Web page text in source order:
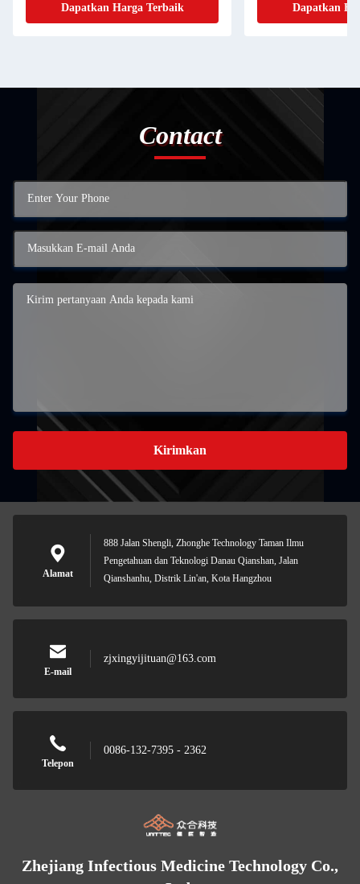
Dapatkan Harga Terbaik
Dapatkan
Contact
Kirimkan
Alamat
888 Jalan Shengli, Zhonghe Technology Taman Ilmu
Pengetahuan dan Teknologi Danau Qianshan, Jalan
Qianshanhu, Distrik Lin'an, Kota Hangzhou
E-mail
zjxingyijituan@163.com
Telepon
0086-132-7395 - 2362
Zhejiang Infectious Medicine Technology Co.,